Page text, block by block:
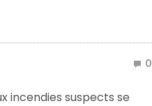
0
incendies suspects se